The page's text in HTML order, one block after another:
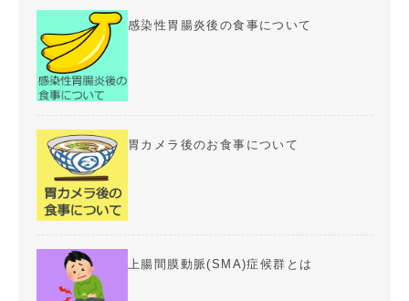
感染性胃腸炎後の食事について
胃カメラ後のお食事について
上腸間膜動脈(SMA)症候群とは